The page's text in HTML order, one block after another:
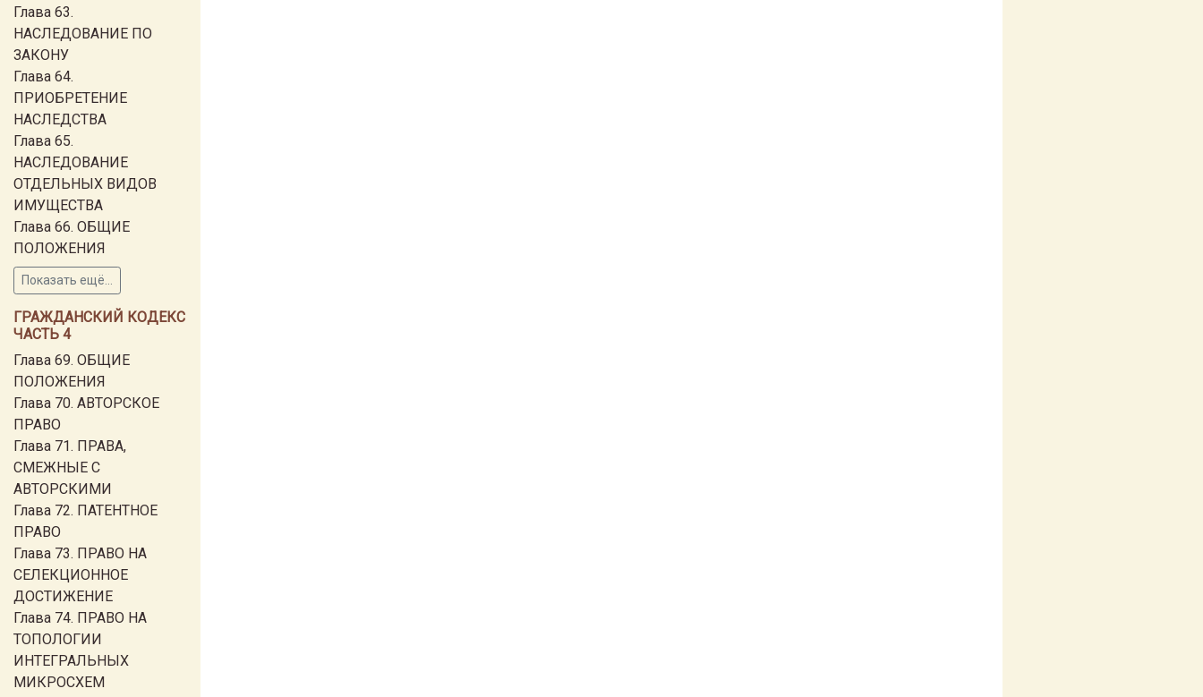
Глава 63.
НАСЛЕДОВАНИЕ ПО
ЗАКОНУ
Глава 64.
ПРИОБРЕТЕНИЕ
НАСЛЕДСТВА
Глава 65.
НАСЛЕДОВАНИЕ
ОТДЕЛЬНЫХ ВИДОВ
ИМУЩЕСТВА
Глава 66. ОБЩИЕ
ПОЛОЖЕНИЯ
Показать ещё...
ГРАЖДАНСКИЙ КОДЕКС
ЧАСТЬ 4
Глава 69. ОБЩИЕ
ПОЛОЖЕНИЯ
Глава 70. АВТОРСКОЕ
ПРАВО
Глава 71. ПРАВА,
СМЕЖНЫЕ С
АВТОРСКИМИ
Глава 72. ПАТЕНТНОЕ
ПРАВО
Глава 73. ПРАВО НА
СЕЛЕКЦИОННОЕ
ДОСТИЖЕНИЕ
Глава 74. ПРАВО НА
ТОПОЛОГИИ
ИНТЕГРАЛЬНЫХ
МИКРОСХЕМ